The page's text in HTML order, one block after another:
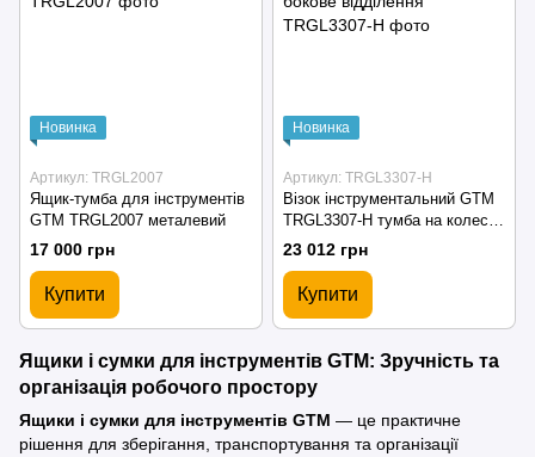
Новинка
Артикул: TRGL2007
Ящик-тумба для інструментів
GTM TRGL2007 металевий
17 000 грн
Купити
Новинка
Артикул: TRGL3307-H
Візок інструментальний GTM
TRGL3307-H тумба на колесах
7 відділень + бокове
відділення
23 012 грн
Купити
Ящики і сумки для інструментів GTM: Зручність та
організація робочого простору
Ящики і сумки для інструментів GTM — це практичне
рішення для зберігання, транспортування та організації